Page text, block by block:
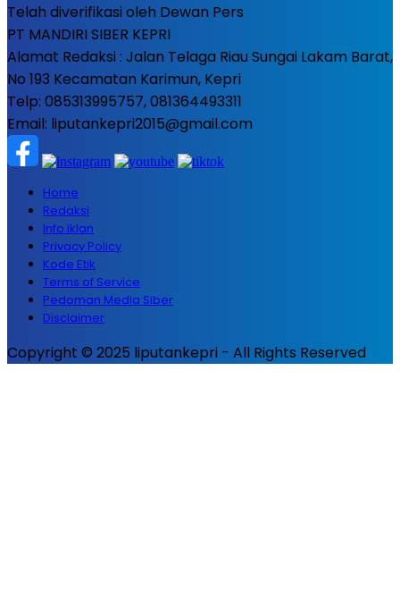
Telah diverifikasi oleh Dewan Pers
PT MANDIRI SIBER KEPRI
Alamat Redaksi : Jalan Telaga Riau Sungai Lakam Barat,
No 193 Kecamatan Karimun, Kepri
Telp: 085313995757, 081364493311
Email: liputankepri2015@gmail.com
Home
Redaksi
Info iklan
Privacy Policy
Kode Etik
Terms of Service
Pedoman Media Siber
Disclaimer
Copyright © 2025 liputankepri - All Rights Reserved